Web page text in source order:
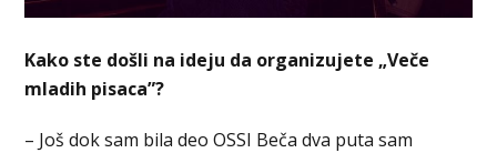
Kako ste došli na ideju da organizujete „Veče
mladih pisaca”?
– Još dok sam bila deo OSSI Beča dva puta sam